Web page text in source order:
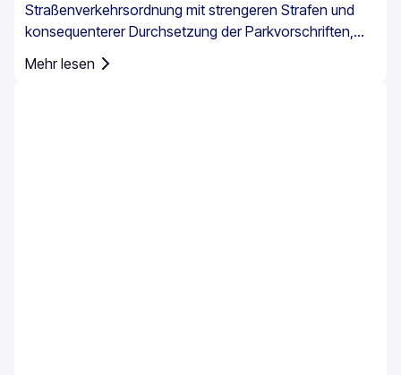
Straßenverkehrsordnung mit strengeren Strafen und
konsequenterer Durchsetzung der Parkvorschriften,
insbesondere in Stadtzentren, an Häfen, in
Fußgängerzonen und in bewirtschafteten
Mehr lesen